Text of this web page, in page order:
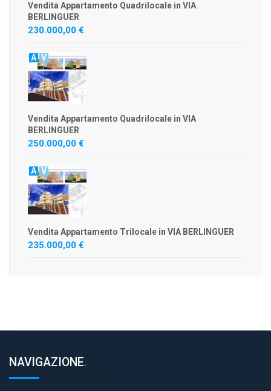
Vendita Appartamento Quadrilocale in VIA
BERLINGUER
230.000,00 €
A V
Vendita Appartamento Quadrilocale in VIA
BERLINGUER
250.000,00 €
A V
Vendita Appartamento Trilocale in VIA BERLINGUER
235.000,00 €
NAVIGAZIONE.